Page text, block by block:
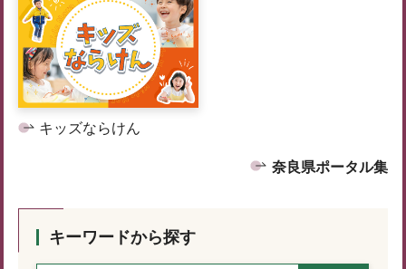
キッズならけん
奈良県ポータル集
キーワードから探す